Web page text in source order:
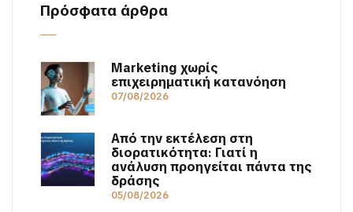
Πρόσφατα άρθρα
Marketing χωρίς
επιχειρηματική κατανόηση
07/08/2026
Από την εκτέλεση στη
διορατικότητα: Γιατί η
ανάλυση προηγείται πάντα της
δράσης
05/08/2026